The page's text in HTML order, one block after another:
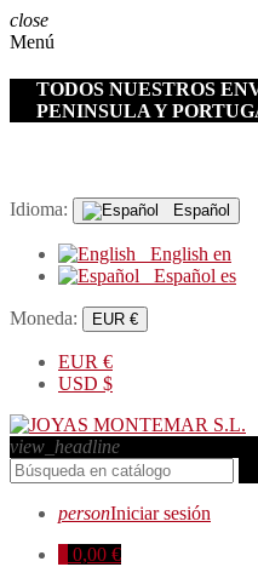
close
Menú
TODOS NUESTROS
PENINSULA Y
Idioma: Español
English en
Español es
Moneda: EUR €
EUR €
USD $
view_headline
personIniciar sesión
0,00 €